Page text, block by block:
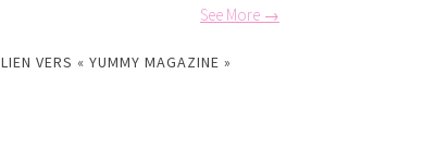
See More →
LIEN VERS « YUMMY MAGAZINE »